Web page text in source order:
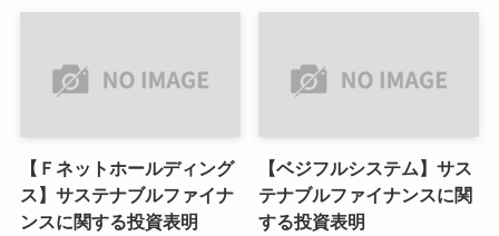
【Ｆネットホールディング
ス】サステナブルファイナ
ンスに関する投資表明
【ベジフルシステム】サス
テナブルファイナンスに関
する投資表明